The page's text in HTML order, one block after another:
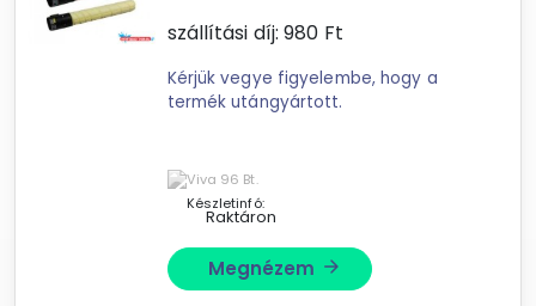
szállítási díj: 980 Ft
Kérjük vegye figyelembe, hogy a
termék utángyártott.
Készletinfó:
Raktáron
Megnézem arrow_forward